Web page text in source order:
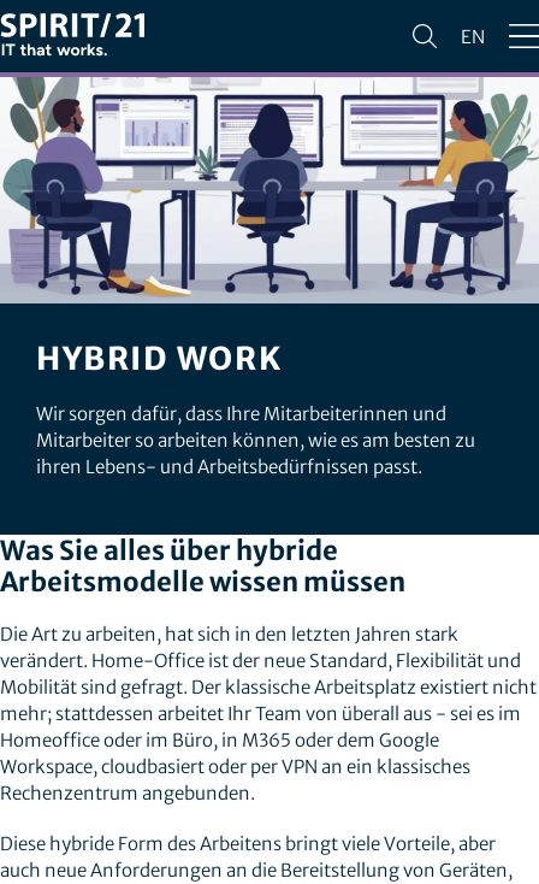
EN
HYBRID WORK
Wir sorgen dafür, dass Ihre Mitarbeiterinnen und
Mitarbeiter so arbeiten können, wie es am besten zu
ihren Lebens- und Arbeitsbedürfnissen passt.
Was Sie alles über hybride
Arbeitsmodelle wissen müssen
Die Art zu arbeiten, hat sich in den letzten Jahren stark
verändert. Home-Office ist der neue Standard, Flexibilität und
Mobilität sind gefragt. Der klassische Arbeitsplatz existiert nicht
mehr; stattdessen arbeitet Ihr Team von überall aus - sei es im
Homeoffice oder im Büro, in M365 oder dem Google
Workspace, cloudbasiert oder per VPN an ein klassisches
Rechenzentrum angebunden.
Diese hybride Form des Arbeitens bringt viele Vorteile, aber
auch neue Anforderungen an die Bereitstellung von Geräten,